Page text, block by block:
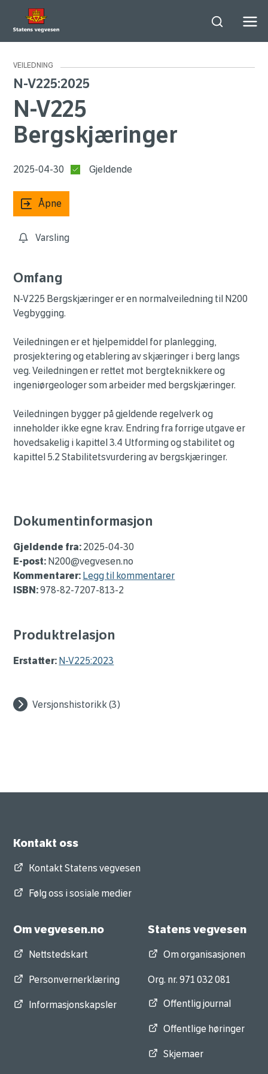
Søk
VEILEDNING
N-V225:2025
N-V225
Bergskjæringer
2025-04-30 Gjeldende
Åpne
Varsling
Omfang
N-V225 Bergskjæringer er en normalveiledning til N200
Vegbygging.
Veiledningen er et hjelpemiddel for planlegging,
prosjektering og etablering av skjæringer i berg langs
veg. Veiledningen er rettet mot bergteknikkere og
ingeniørgeologer som arbeider med bergskjæringer.
Veiledningen bygger på gjeldende regelverk og
inneholder ikke egne krav. Endring fra forrige utgave er
hovedsakelig i kapittel 3.4 Utforming og stabilitet og
kapittel 5.2 Stabilitetsvurdering av bergskjæringer.
Dokumentinformasjon
Gjeldende fra: 2025-04-30
E-post: N200@vegvesen.no
Kommentarer: Legg til kommentarer
ISBN:978-82-7207-813-2
Produktrelasjon
Erstatter: N-V225:2023
Versjonshistorikk (3)
Kontakt oss
Kontakt Statens vegvesen
Følg oss i sosiale medier
Om vegvesen.no
Nettstedskart
Personvernerklæring
Informasjonskapsler
Statens vegvesen
Om organisasjonen
Org. nr. 971 032 081
Offentlig journal
Offentlige høringer
Skjemaer